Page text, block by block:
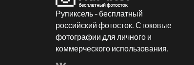
Рупиксель - бесплатный
российский фотосток. Стоковые
фотографии для личного и
коммерческого использования.